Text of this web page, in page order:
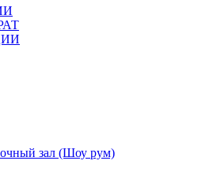
зал (Шоу рум)